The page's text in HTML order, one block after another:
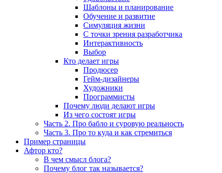
Шаблоны и планирование
Обучение и развитие
Симуляция жизни
С точки зрения разработчика
Интерактивность
Выбор
Кто делает игры
Продюсер
Гейм-дизайнеры
Художники
Программисты
Почему люди делают игры
Из чего состоят игры
Часть 2. Про бабло и суровую реальность
Часть 3. Про то куда и как стремиться
Пример страницы
Афтор кто?
В чем смысл блога?
Почему блог так называется?